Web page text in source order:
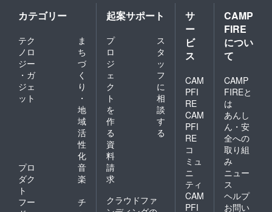
ヒーの
木の命
名権】
ご希望
のお名
前を
木にお
付けい
ただけ
ます。
備考欄
にご希
望の名
前をご
記載く
【農園
プロ
カテゴリー
テク
ノロ
ジー
・ガ
ジェ
ット
ま
ち
づ
く
り
・
地
域
活
性
化
プロ
ダク
ト
音
楽
フー
チ
起案サポート
プ
ロ
ジ
ェ
ク
ト
を
作
る
ス
タ
ッ
フ
に
相
談
す
る
資
料
請
求
クラウドファ
サ
ー
ビ
ス
CAM
PFI
RE
CAM
PFI
RE
コ
ミュ
ニ
ティ
CAM
PFI
CAMP
FIRE
につい
て
CAMP
FIREと
は
あんし
ん・安
全への
取り組
み
ニュー
ス
ヘルプ
お問い